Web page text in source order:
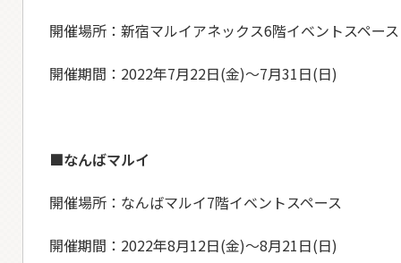
開催場所：新宿マルイアネックス6階イベントスペース
開催期間：2022年7月22日(金)～7月31日(日)
■なんばマルイ
開催場所：なんばマルイ7階イベントスペース
開催期間：2022年8月12日(金)～8月21日(日)